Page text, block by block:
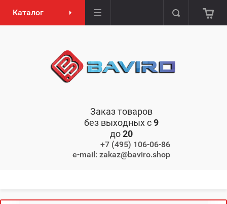
Каталог
Заказ товаров
без выходных с9
до20
+7 (495) 106-06-86
e-mail: zakaz@baviro.shop